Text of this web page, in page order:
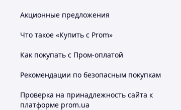
Акционные предложения
Что такое «Купить с Prom»
Как покупать с Пром-оплатой
Рекомендации по безопасным покупкам
Проверка на принадлежность сайта к
платформе prom.ua